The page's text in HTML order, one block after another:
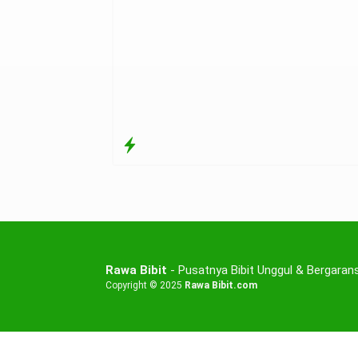
Rawa Bibit - Pusatnya Bibit Unggul &
Copyright © 2025 Rawa Bibit.com